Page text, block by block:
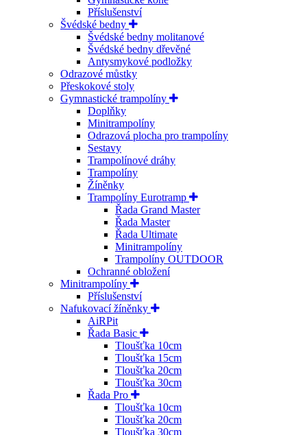
Příslušenství
Švédské bedny
Švédské bedny molitanové
Švédské bedny dřevěné
Antysmykové podložky
Odrazové můstky
Přeskokové stoly
Gymnastické trampolíny
Doplňky
Minitrampolíny
Odrazová plocha pro trampolíny
Sestavy
Trampolínové dráhy
Trampolíny
Žíněnky
Trampolíny Eurotramp
Řada Grand Master
Řada Master
Řada Ultimate
Minitrampolíny
Trampolíny OUTDOOR
Ochranné obložení
Minitrampolíny
Příslušenství
Nafukovací žíněnky
AiRPit
Řada Basic
Tloušťka 10cm
Tloušťka 15cm
Tloušťka 20cm
Tloušťka 30cm
Řada Pro
Tloušťka 10cm
Tloušťka 20cm
Tloušťka 30cm